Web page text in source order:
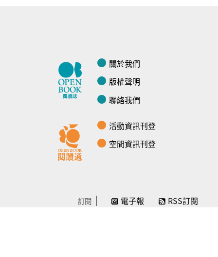
關於我們
版權聲明
聯絡我們
活動資訊刊登
空間資訊刊登
訂閱 電子報 RSS訂閱